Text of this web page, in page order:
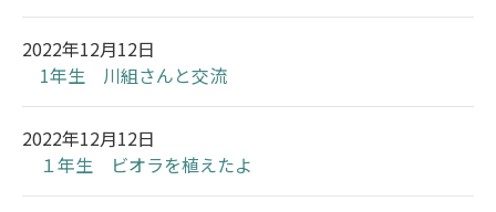
2022年12月12日
1年生 川組さんと交流
2022年12月12日
１年生 ビオラを植えたよ